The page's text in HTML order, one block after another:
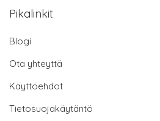
Pikalinkit
Blogi
Ota yhteyttä
Käyttöehdot
Tietosuojakäytäntö